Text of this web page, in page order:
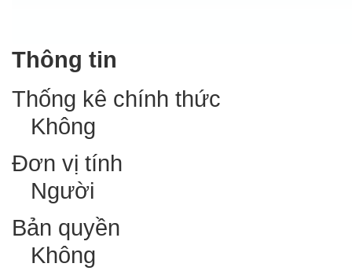
Thông tin
Thống kê chính thức
Không
Đơn vị tính
Người
Bản quyền
Không